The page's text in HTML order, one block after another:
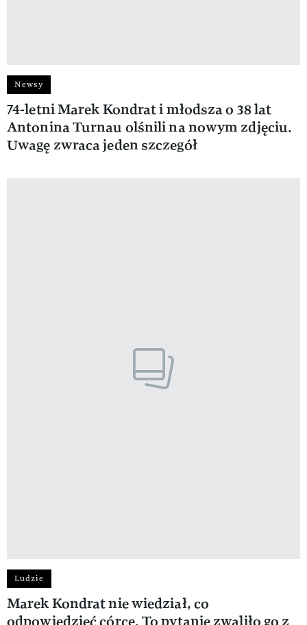
Newsy
74-letni Marek Kondrat i młodsza o 38 lat
Antonina Turnau olśnili na nowym zdjęciu.
Uwagę zwraca jeden szczegół
Ludzie
Marek Kondrat nie wiedział, co
odpowiedzieć córce. To pytanie zwaliło go z